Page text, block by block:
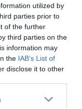
utilized by
parties prior to
of the further
third parties on the
information may
the IAB’s List of
disclose it to other
ma che secondo me ne
NO
OTTIMO
8/10